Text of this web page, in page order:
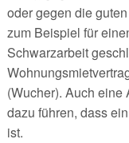
oder gegen die
zum Beispiel für
Schwarzarbeit
(Wucher). Auch eine
dazu führen, dass
ist.